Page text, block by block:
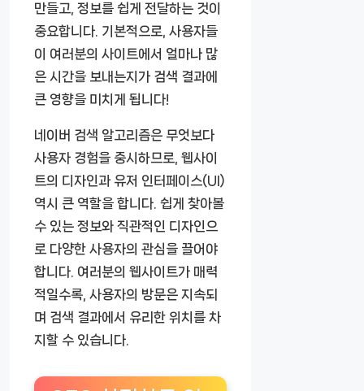
만들고, 정보를 쉽게 전달하는 것이
중요합니다. 기본적으로, 사용자들
이 여러분의 사이트에서 얼마나 많
은 시간을 보내는지가 검색 결과에
큰 영향을 미치게 됩니다!
네이버 검색 알고리즘은 무엇보다
사용자 경험을 중시하므로, 웹사이
트의 디자인과 유저 인터페이스(UI)
역시 큰 역할을 합니다. 쉽게 찾아볼
수 있는 정보와 직관적인 디자인으
로 다양한 사용자의 관심을 끌어야
합니다. 여러분의 웹사이트가 매력
적일수록, 사용자의 방문은 지속되
며 검색 결과에서 유리한 위치를 차
지할 수 있습니다.